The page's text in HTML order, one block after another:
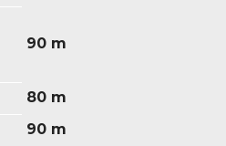
90 m
80 m
90 m